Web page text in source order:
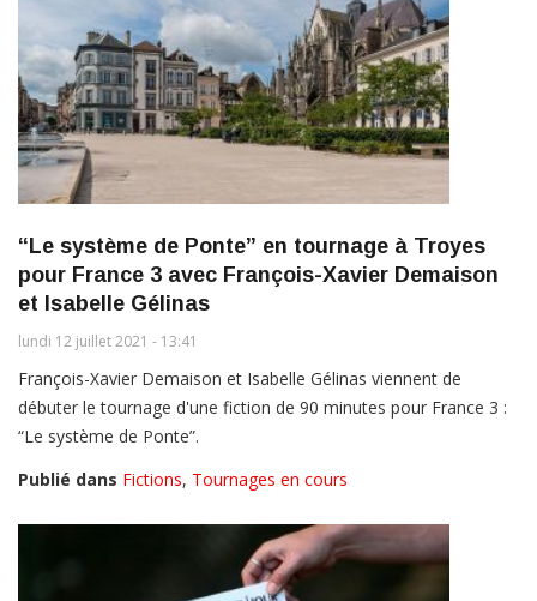
“Le système de Ponte” en tournage à Troyes
pour France 3 avec François-Xavier Demaison
et Isabelle Gélinas
lundi 12 juillet 2021 - 13:41
François-Xavier Demaison et Isabelle Gélinas viennent de
débuter le tournage d'une fiction de 90 minutes pour France 3 :
“Le système de Ponte”.
Publié dans Fictions, Tournages en cours